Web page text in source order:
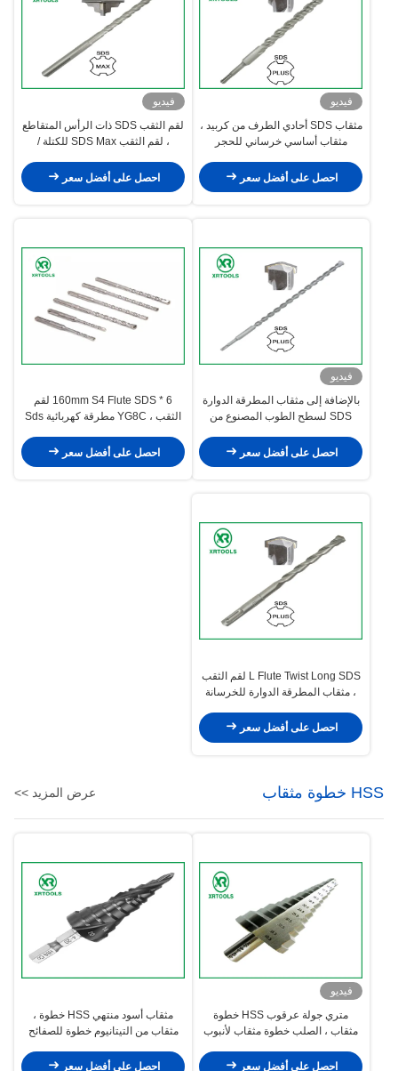
فيديو
مثقاب SDS أحادي الطرف من كربيد ،
مثقاب أساسي خرساني للحجر
احصل على أفضل سعر
فيديو
لقم الثقب SDS ذات الرأس المتقاطع
، لقم الثقب SDS Max للكتلة /
احصل على أفضل سعر
فيديو
بالإضافة إلى مثقاب المطرقة الدوارة
SDS لسطح الطوب المصنوع من
احصل على أفضل سعر
6 * 160mm S4 Flute SDS لقم
الثقب ، YG8C مطرقة كهربائية Sds
احصل على أفضل سعر
L Flute Twist Long SDS لقم الثقب
، مثقاب المطرقة الدوارة للخرسانة
احصل على أفضل سعر
HSS خطوة مثقاب عرض المزيد >>
فيديو
متري جولة عرقوب HSS خطوة
مثقاب ، الصلب خطوة مثقاب لأنبوب
احصل على أفضل سعر
مثقاب أسود منتهي HSS خطوة ،
مثقاب من التيتانيوم خطوة للصفائح
احصل على أفضل سعر